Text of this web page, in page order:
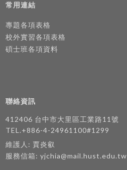
常用連結
專題各項表格
校外實習各項表格
碩士班各項資料
聯絡資訊
412406 台中市大里區工業路11號
TEL.+886-4-24961100#1299
維護人: 賈炎叡
服務信箱:yjchia@mail.hust.edu.tw